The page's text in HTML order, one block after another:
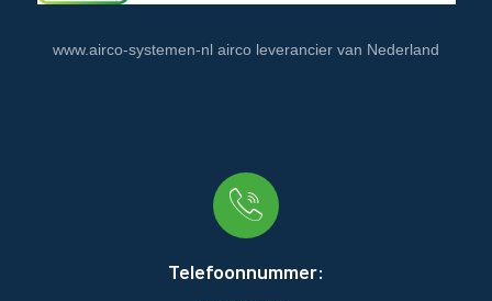
www.airco-systemen-nl airco leverancier van Nederland
Telefoonnummer: